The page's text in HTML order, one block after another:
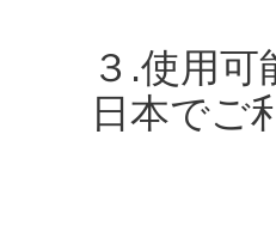
３.使用可
日本でご